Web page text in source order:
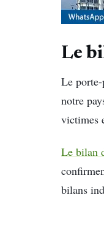
Le
Le
notre
victimes
Le bilan
bilans